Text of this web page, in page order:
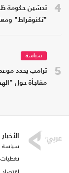
4
تدشين حكومة
"تكنوقراط"
5
سياسة
ترامب يحدد
مفاجأة حول
الأخبار
سياسة
تغطيات